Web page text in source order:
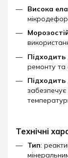
Висока
Підходить
ремонту
Підходить
забезпечує
Технічні
Тип: